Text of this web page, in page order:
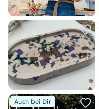
Auch bei Dir